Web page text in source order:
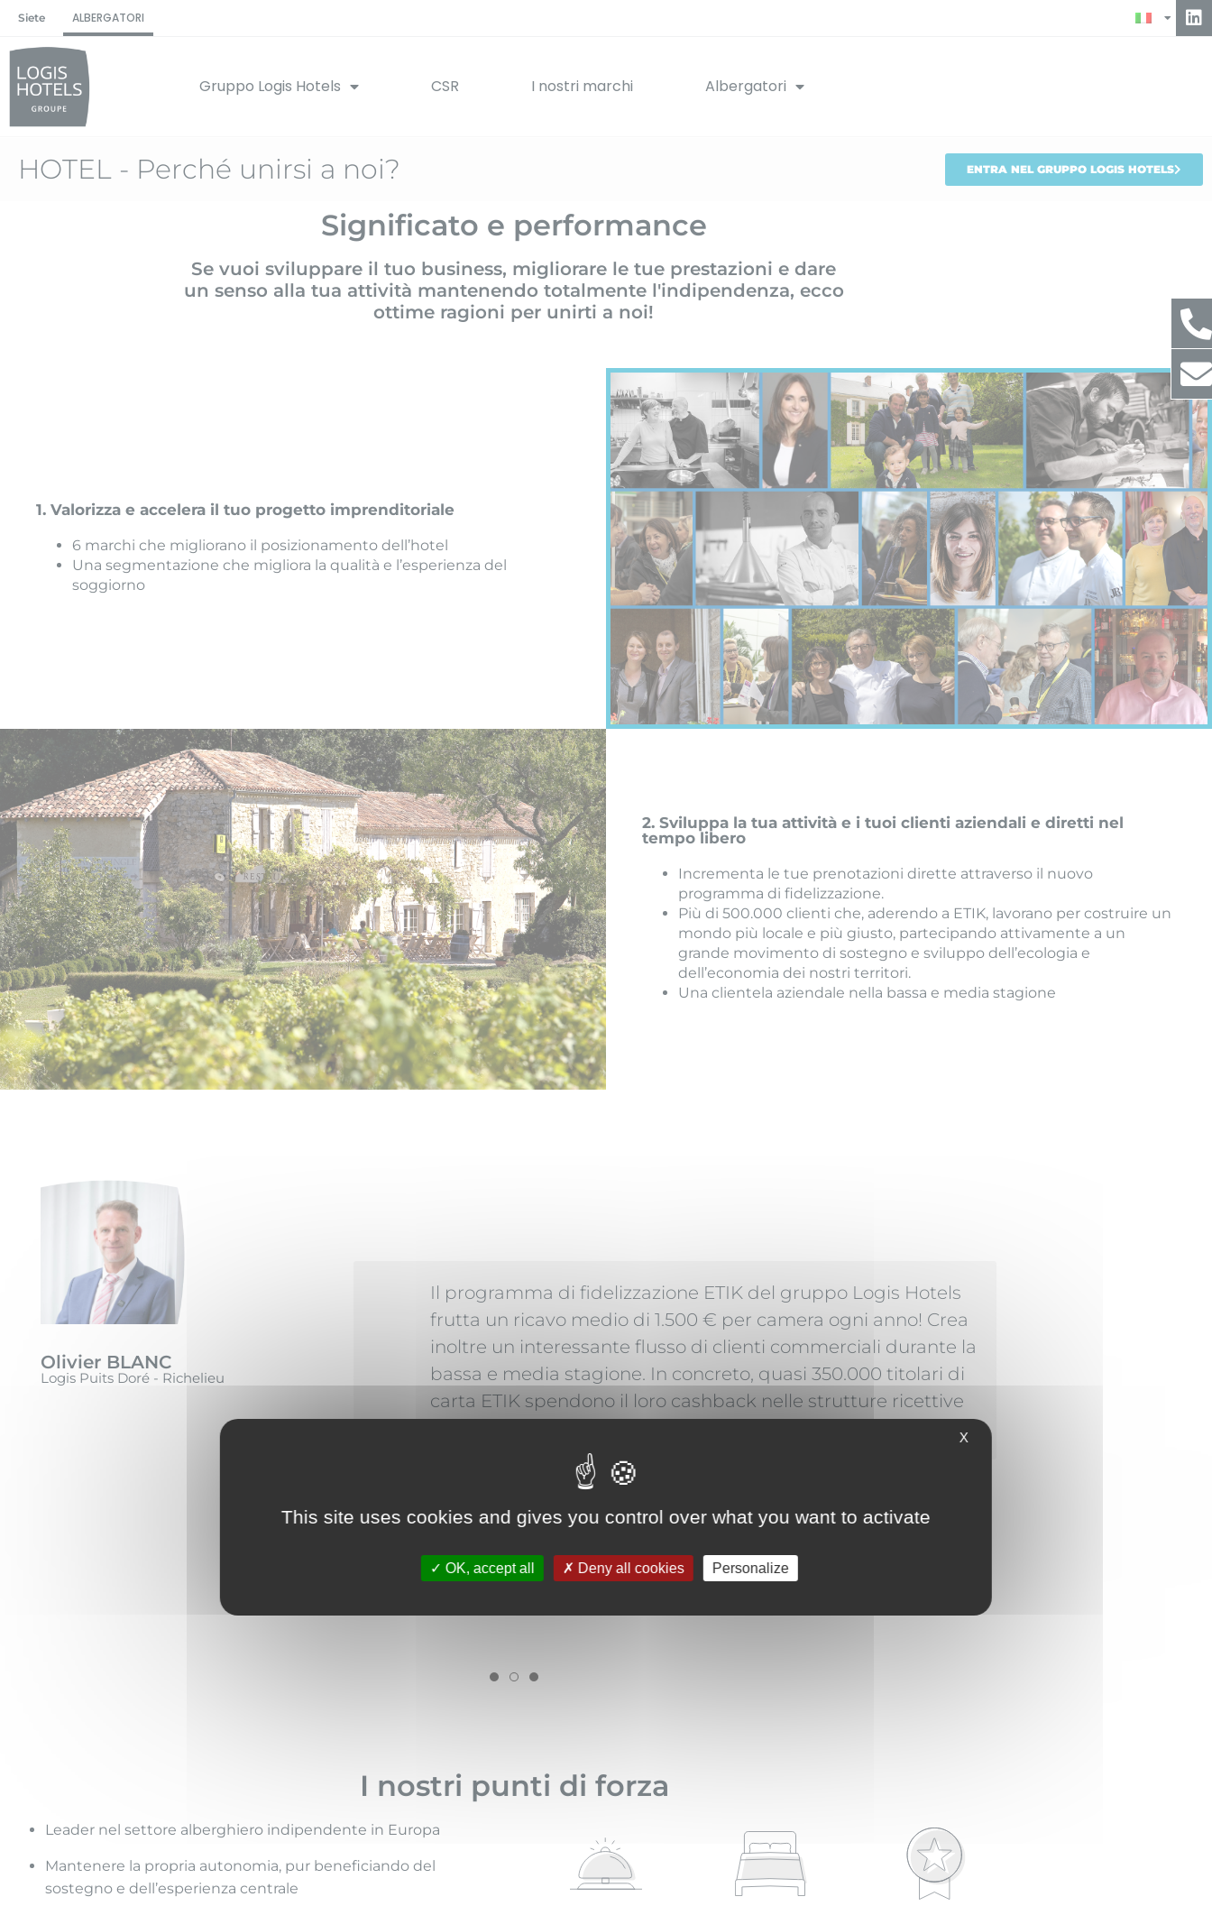
Siete ALBERGATORI
Gruppo Logis Hotels CSR I nostri marchi Albergatori
HOTEL - Perché unirsi a noi? ENTRA NEL GRUPPO LOGIS HOTELS
Significato e performance
Se vuoi sviluppare il tuo business, migliorare le tue prestazioni e dare
un senso alla tua attività mantenendo totalmente l'indipendenza, ecco
ottime ragioni per unirti a noi!
1. Valorizza e accelera il tuo progetto imprenditoriale
6 marchi che migliorano il posizionamento dell’hotel
Una segmentazione che migliora la qualità e l’esperienza del
soggiorno
2. Sviluppa la tua attività e i tuoi clienti aziendali e diretti nel
tempo libero
Incrementa le tue prenotazioni dirette attraverso il nuovo
programma di fidelizzazione.
Più di 500.000 clienti che, aderendo a ETIK, lavorano per costruire un
mondo più locale e più giusto, partecipando attivamente a un
grande movimento di sostegno e sviluppo dell’ecologia e
dell’economia dei nostri territori.
Una clientela aziendale nella bassa e media stagione
Olivier BLANC
Logis Puits Doré - Richelieu
Il programma di fidelizzazione ETIK del gruppo Logis Hotels
frutta un ricavo medio di 1.500 € per camera ogni anno! Crea
inoltre un interessante flusso di clienti commerciali durante la
bassa e media stagione. In concreto, quasi 350.000 titolari di
carta ETIK spendono il loro cashback nelle strutture ricettive
I nostri punti di forza
Leader nel settore alberghiero indipendente in Europa
Mantenere la propria autonomia, pur beneficiando del
sostegno e dell’esperienza centrale
X
This site uses cookies and gives you control over what you want to activate
OK, accept all Deny all cookies Personalize